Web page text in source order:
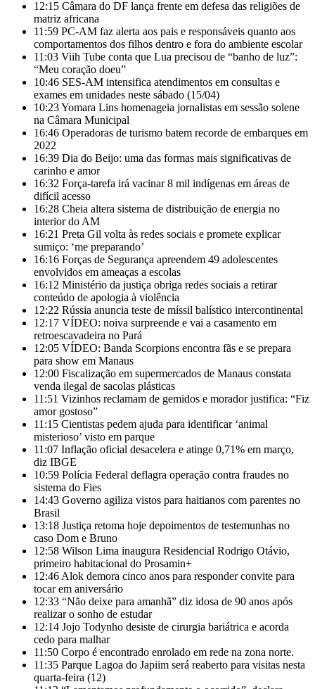
12:15 Câmara do DF lança frente em defesa das religiões de
matriz africana
11:59 PC-AM faz alerta aos pais e responsáveis quanto aos
comportamentos dos filhos dentro e fora do ambiente escolar
11:03 Viih Tube conta que Lua precisou de “banho de luz”:
“Meu coração doeu”
10:46 SES-AM intensifica atendimentos em consultas e
exames em unidades neste sábado (15/04)
10:23Yomara Lins homenageia jornalistas em sessão solene
na Câmara Municipal
16:46 Operadoras de turismo batem recorde de embarques em
2022
16:39 Dia do Beijo: uma das formas mais significativas de
carinho e amor
16:32 Força-tarefa irá vacinar 8 mil indígenas em áreas de
difícil acesso
16:28 Cheia altera sistema de distribuição de energia no
interior do AM
16:21 Preta Gil volta às redes sociais e promete explicar
sumiço: ‘me preparando’
16:16 Forças de Segurança apreendem 49 adolescentes
envolvidos em ameaças a escolas
16:12 Ministério da justiça obriga redes sociais a retirar
conteúdo de apologia à violência
12:22 Rússia anuncia teste de míssil balístico intercontinental
12:17 VÍDEO: noiva surpreende e vai a casamento em
retroescavadeira no Pará
12:05 VÍDEO: Banda Scorpions encontra fãs e se prepara
para show em Manaus
12:00 Fiscalização em supermercados de Manaus constata
venda ilegal de sacolas plásticas
11:51 Vizinhos reclamam de gemidos e morador justifica: “Fiz
amor gostoso”
11:15 Cientistas pedem ajuda para identificar ‘animal
misterioso’ visto em parque
11:07 Inflação oficial desacelera e atinge 0,71% em março,
diz IBGE
10:59 Polícia Federal deflagra operação contra fraudes no
sistema do Fies
14:43 Governo agiliza vistos para haitianos com parentes no
Brasil
13:18 Justiça retoma hoje depoimentos de testemunhas no
caso Dom e Bruno
12:58 Wilson Lima inaugura Residencial Rodrigo Otávio,
primeiro habitacional do Prosamin+
12:46 Alok demora cinco anos para responder convite para
tocar em aniversário
12:33 “Não deixe para amanhã” diz idosa de 90 anos após
realizar o sonho de estudar
12:14 Jojo Todynho desiste de cirurgia bariátrica e acorda
cedo para malhar
11:50 Corpo é encontrado enrolado em rede na zona norte.
11:35 Parque Lagoa do Japiim será reaberto para visitas nesta
quarta-feira (12)